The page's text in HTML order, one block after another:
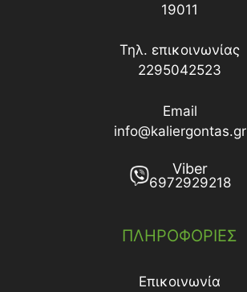
19011
Τηλ. επικοινωνίας
2295042523
Email
info@kaliergontas.gr
Viber
6972929218
ΠΛΗΡΟΦΟΡΙΕΣ
Επικοινωνία